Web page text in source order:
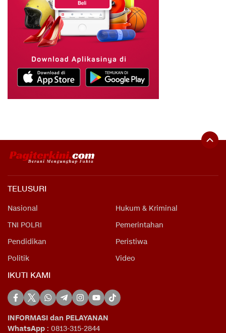
TELUSURI
Nasional
Hukum & Kriminal
TNI POLRI
Pemerintahan
Pendidikan
Peristiwa
Politik
Video
IKUTI KAMI
INFORMASI dan PELAYANAN
WhatsApp : 0813-315-2844